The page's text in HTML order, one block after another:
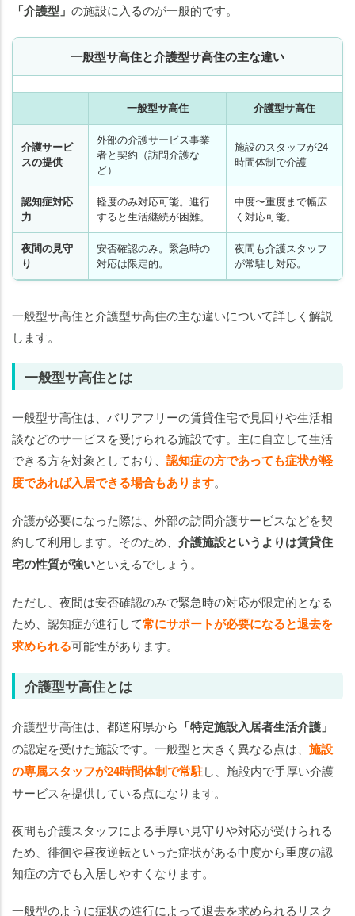
「介護型」 の施設に入るのが一般的です。
一般型サ高住と介護型サ高住の主な違い
一般型サ高住 介護型サ高住
介護サービ
スの提供
外部の介護サービス事業
者と契約（訪問介護な
ど）
施設のスタッフが24
時間体制で介護
認知症対応
力
軽度のみ対応可能。進行
すると生活継続が困難。
中度〜重度まで幅広
く対応可能。
夜間の見守
り
安否確認のみ。緊急時の
対応は限定的。
夜間も介護スタッフ
が常駐し対応。
一般型サ高住と介護型サ高住の主な違いについて詳しく解説
します。
一般型サ高住とは
一般型サ高住は、バリアフリーの賃貸住宅で見回りや生活相
談などのサービスを受けられる施設です。主に自立して生活
できる方を対象としており、 認知症の方であっても症状が軽
度であれば入居できる場合もあります。
介護が必要になった際は、外部の訪問介護サービスなどを契
約して利用します。そのため、 介護施設というよりは賃貸住
宅の性質が強いといえるでしょう。
ただし、夜間は安否確認のみで緊急時の対応が限定的となる
ため、認知症が進行して常にサポートが必要になると退去を
求められる可能性があります。
介護型サ高住とは
介護型サ高住は、都道府県から 「特定施設入居者生活介護」
の認定を受けた施設です。一般型と大きく異なる点は、 施設
の専属スタッフが24時間体制で常駐し、施設内で手厚い介護
サービスを提供している点になります。
夜間も介護スタッフによる手厚い見守りや対応が受けられる
ため、徘徊や昼夜逆転といった症状がある中度から重度の認
知症の方でも入居しやすくなります。
一般型のように症状の進行によって退去を求められるリスク